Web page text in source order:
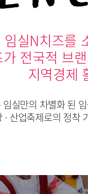
임실N치즈를
전국적 브
지역경제
실만의 차별화 된
산업축제로의 정